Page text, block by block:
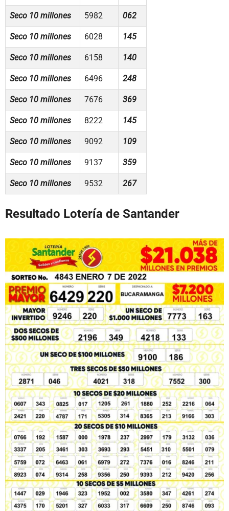
Seco 10 millones 5982 062
Seco 10 millones 6028 145
Seco 10 millones 6158 140
Seco 10 millones 6496 248
Seco 10 millones 7676 369
Seco 10 millones 8222 145
Seco 10 millones 9092 109
Seco 10 millones 9137 359
Seco 10 millones 9532 267
Resultado Lotería de Santander